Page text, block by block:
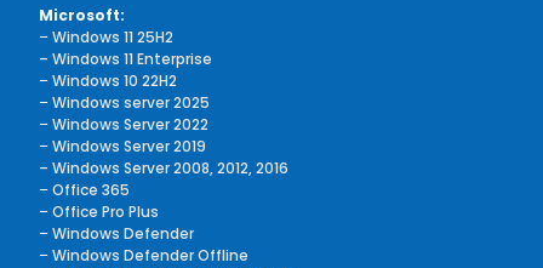
Microsoft:
–Windows 11 25H2
– Windows 11 Enterprise
–Windows 10 22H2
–Windows server 2025
–Windows Server 2022
–Windows Server 2019
– Windows Server 2008, 2012, 2016
–Office 365
–Office Pro Plus
–Windows Defender
–Windows Defender Offline